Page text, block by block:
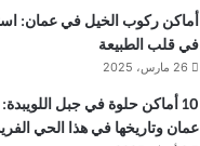
أماكن ركوب الخيل في عمان:
في قلب الطبيعة
26 مارس، 2025
10 أماكن حلوة في جبل
عمان وتاريخها في هذا الحي